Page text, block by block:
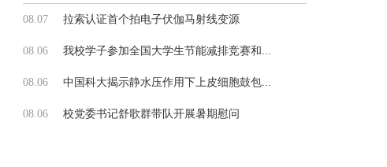
08.07 拉索认证首个拍电子伏伽马射线变源
08.06 我校学子参加全国大学生节能减排竞赛和...
08.06 中国科大揭示静水压作用下上皮细胞鼓包...
08.06 校党委书记舒歌群带队开展暑期慰问